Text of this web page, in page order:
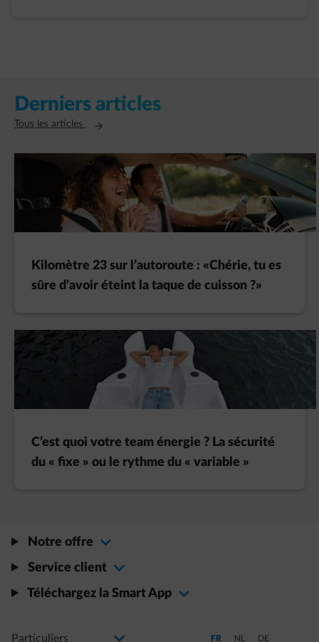
Derniers articles
Tous les articles Ouvre un nouvel onglet
Kilomètre 23 sur l’autoroute : «Chérie, tu es
sûre d’avoir éteint la taque de cuisson ?»
C’est quoi votre team énergie ? La sécurité
du « fixe » ou le rythme du « variable »
Notre offre
Service client
Téléchargez la Smart App
Sélectionnez votre profil
La modification de la sélection permettra d'accéder à une nouvelle page
Passer en Français (Langue
FR Passer en Néerlandais
NL Passer en
DE